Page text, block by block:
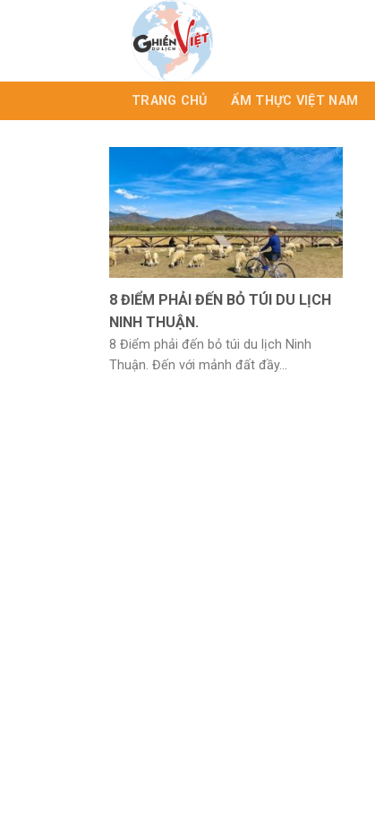
TRANG CHỦ ẨM THỰC VIỆT NAM
8 ĐIỂM PHẢI ĐẾN BỎ TÚI DU LỊCH
NINH THUẬN.
8 Điểm phải đến bỏ túi du lịch Ninh
Thuận. Đến với mảnh đất đầy...